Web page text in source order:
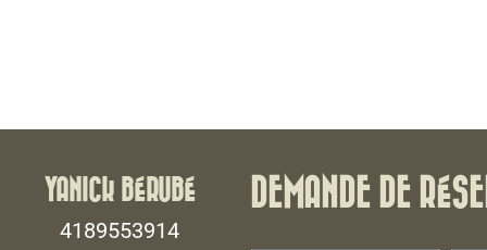
YANICK BÉRUBÉ
4189553914
DEMANDE DE